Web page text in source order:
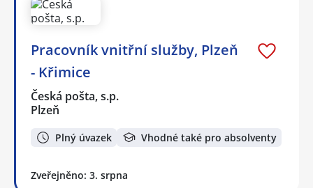
Pracovník vnitřní služby, Plzeň
- Křimice
Česká pošta, s.p.
Plzeň
Plný úvazek Vhodné také pro absolventy
Zveřejněno: 3. srpna